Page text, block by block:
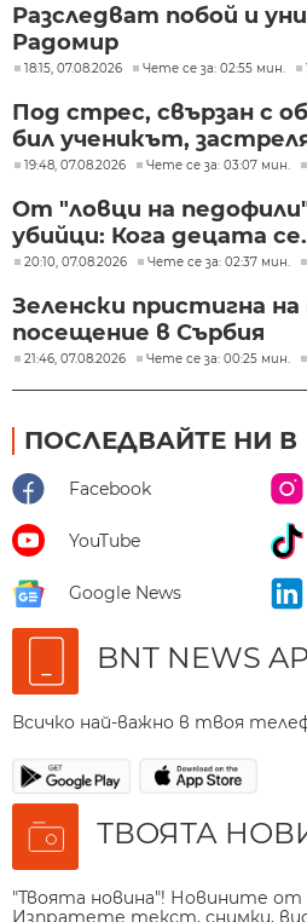
Разследват побой и
Радомир
18:15, 07.08.2026 Чете се за: 02:55 мин.
Под стрес, свързан с
бил ученикът,
19:48, 07.08.2026 Чете се за: 03:07 мин.
От "ловци на
убийци: Кога децата
20:10, 07.08.2026 Чете се за: 02:37 мин.
Зеленски пристигна
посещение в Сърбия
21:46, 07.08.2026 Чете се за: 00:25 мин.
ПОСЛЕДВАЙТЕ НИ В
Facebook
YouTube
Google News
BNT NEWS
Всичко най-важно в твоя
ТВОЯТА
"Твоята новина"! Новините
Изпратете текст, снимки,